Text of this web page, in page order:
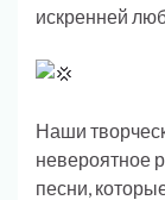
искренней
Наши
невероятное
песни,